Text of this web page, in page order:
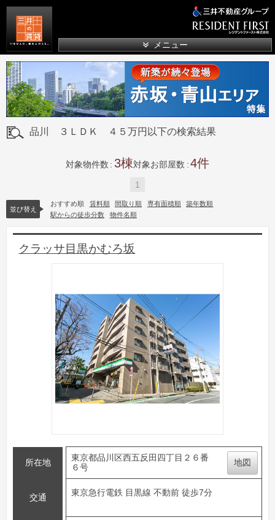
メニュー
品川 ３ＬＤＫ ４５万円以下の検索結果
対象物件数 3 対象お部屋数 4
1
並び替え
おすすめ順 賃料順 間取り順 専有面積順
築年数順
駅からの徒歩分数
物件名順
クラッサ目黒かむろ坂
所在地
東京都品川区西五反田四丁目２６番
６号
地図
交通
東京急行電鉄 目黒線 不動前 徒歩7分